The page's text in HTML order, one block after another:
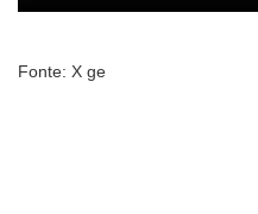
Fonte: X ge